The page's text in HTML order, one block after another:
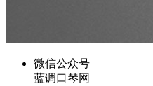
微信公众号
蓝调口琴网